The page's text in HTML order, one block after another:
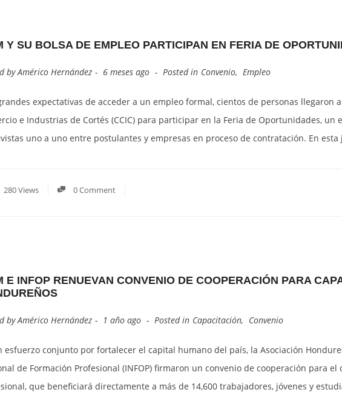
Y SU BOLSA DE EMPLEO PARTICIPAN EN FERIA DE
byAmérico Hernández 6 meses ago Posted in Convenio, Empleo
expectativas de acceder a un empleo formal, cientos de personas llegaron
e Industrias de Cortés (CCIC) para participar en la Feria de Oportunidades, un
uno a uno entre postulantes y empresas en proceso de contratación. En
280 Views 0 Comment
E INFOP RENUEVAN CONVENIO DE COOPERACIÓN PARA
byAmérico Hernández 1 año ago Posted in Capacitación, Convenio
esfuerzo conjunto por fortalecer el capital humano del país, la Asociación
de Formación Profesional (INFOP) firmaron un convenio de cooperación para
que beneficiará directamente a más de 14,600 trabajadores, jóvenes y